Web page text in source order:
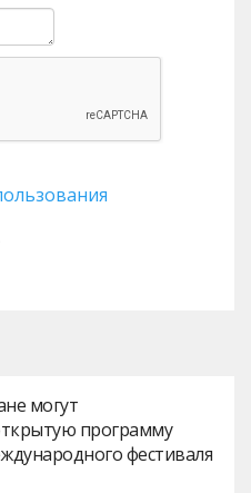
могут
программу
фестиваля